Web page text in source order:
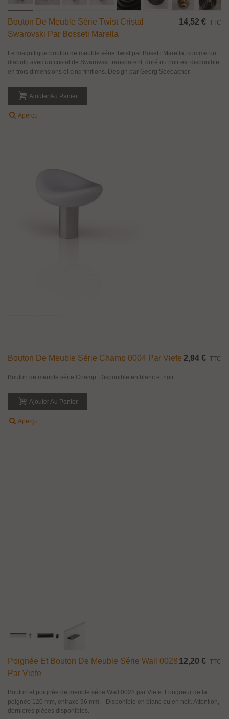
Bouton De Meuble Série Twist Cristal
Swarovski Par Bosseti Marella
14,52 € TTC
Le magnifique bouton de meuble série Twist par Bosetti Marella, comme un
diabolo avec un cristal de Swarovski transparent, doré ou noir est disponible
en trois dimensions et cinq finitions. Design par Georg Seebacher.
Ajouter Au Panier
Aperçu
Bouton De Meuble Série Champ 0004 Par Viefe 2,94 € TTC
Bouton de meuble série Champ. Disponible en blanc et noir
Ajouter Au Panier
Aperçu
Poignée Et Bouton De Meuble Série Wall 0028
Par Viefe
12,20 € TTC
Bouton et poignée de meuble série Wall 0028 par Viefe. Longueur de la
poignée 120 mm, entraxe 96 mm. - Disponible en blanc ou en noir. Attention,
dernières pièces disponibles.